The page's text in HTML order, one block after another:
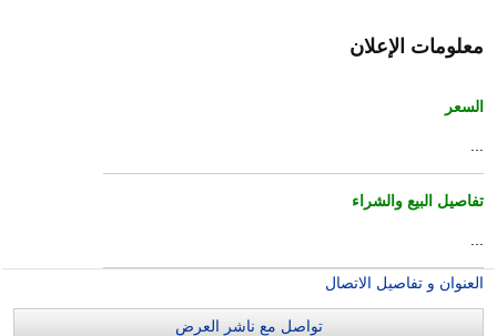
معلومات الإعلان
السعر
تفاصيل البيع والشراء
العنوان و تفاصيل الاتصال
تواصل مع ناشر العرض